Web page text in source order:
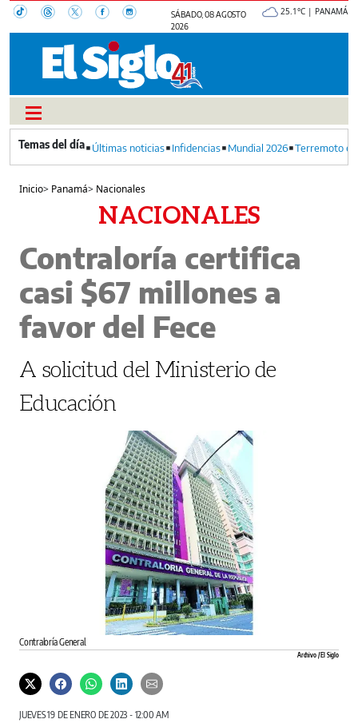
SÁBADO, 08 AGOSTO
2026
25.1°C | PANAMÁ
Últimas noticias Infidencias Mundial 2026 Terremoto
Inicio> Panamá> Nacionales
NACIONALES
Contraloría certifica
casi $67 millones a
favor del Fece
A solicitud del Ministerio de
Educación
Contraloría General.
Archivo / El Siglo
JUEVES 19 DE ENERO DE 2023 - 12:00 AM